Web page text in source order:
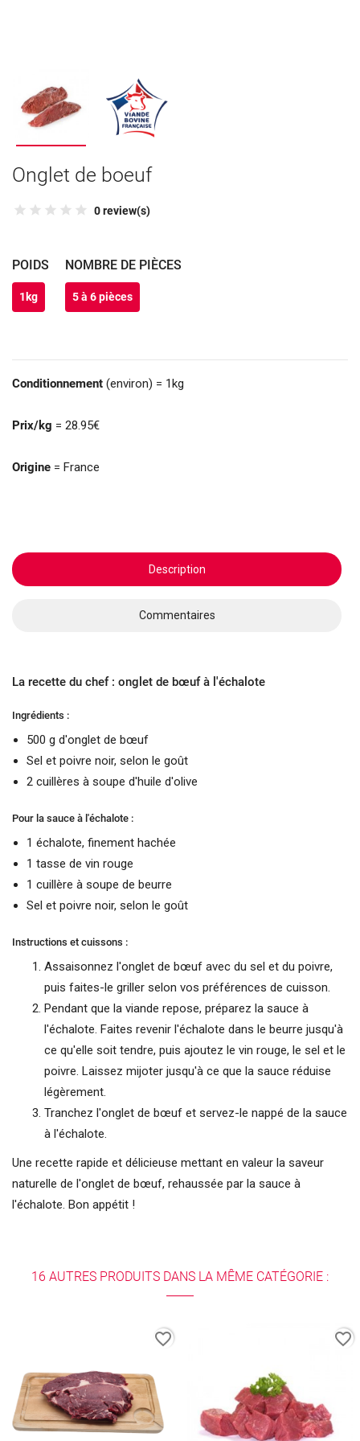
Onglet de boeuf
0 review(s)
POIDS
1kg
NOMBRE DE PIÈCES
5 à 6 pièces
Conditionnement (environ) = 1kg
Prix/kg = 28.95€
Origine = France
Description
Commentaires
La recette du chef : onglet de bœuf à l'échalote
Ingrédients :
500 g d'onglet de bœuf
Sel et poivre noir, selon le goût
2 cuillères à soupe d'huile d'olive
Pour la sauce à l'échalote :
1 échalote, finement hachée
1 tasse de vin rouge
1 cuillère à soupe de beurre
Sel et poivre noir, selon le goût
Instructions et cuissons :
Assaisonnez l'onglet de bœuf avec du sel et du poivre,
puis faites-le griller selon vos préférences de cuisson.
Pendant que la viande repose, préparez la sauce à
l'échalote. Faites revenir l'échalote dans le beurre jusqu'à
ce qu'elle soit tendre, puis ajoutez le vin rouge, le sel et le
poivre. Laissez mijoter jusqu'à ce que la sauce réduise
légèrement.
Tranchez l'onglet de bœuf et servez-le nappé de la sauce
à l'échalote.
Une recette rapide et délicieuse mettant en valeur la saveur
naturelle de l'onglet de bœuf, rehaussée par la sauce à
l'échalote. Bon appétit !
16 AUTRES PRODUITS DANS LA MÊME CATÉGORIE :